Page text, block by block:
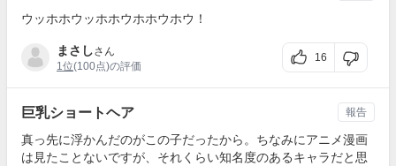
ウッホホウッホホウホホウホウ！
まさしさん
1位(100点)の評価
16
巨乳ショートヘア
真っ先に浮かんだのがこの子だったから。ちなみにアニメ漫画
は見たことないですが、それくらい知名度のあるキャラだと思
報告